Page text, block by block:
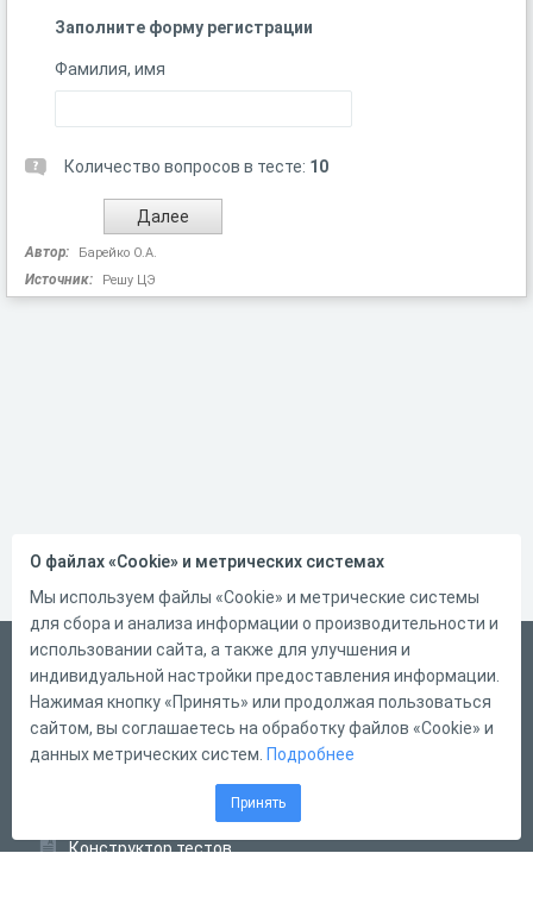
Заполните форму регистрации
Фамилия, имя
Количество вопросов в тесте: 10
Автор: Барейко О.А.
Источник: Решу ЦЭ
Русский
Справка
Форма обратной связи
Конструктор тестов
О файлах «Cookie» и метрических системах
Мы используем файлы «Cookie» и метрические системы
для сбора и анализа информации о производительности и
использовании сайта, а также для улучшения и
индивидуальной настройки предоставления информации.
Нажимая кнопку «Принять» или продолжая пользоваться
сайтом, вы соглашаетесь на обработку файлов «Cookie» и
данных метрических систем. Подробнее
Принять